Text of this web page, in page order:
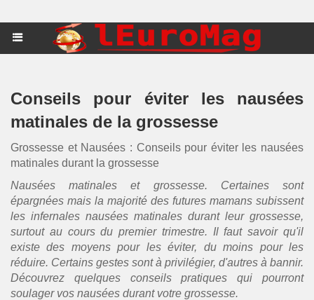
Conseils pour éviter les nausées
matinales de la grossesse
Grossesse et Nausées : Conseils pour éviter les nausées
matinales durant la grossesse
Nausées matinales et grossesse. Certaines sont
épargnées mais la majorité des futures mamans subissent
les infernales nausées matinales durant leur grossesse,
surtout au cours du premier trimestre. Il faut savoir qu'il
existe des moyens pour les éviter, du moins pour les
réduire. Certains gestes sont à privilégier, d'autres à bannir.
Découvrez quelques conseils pratiques qui pourront
soulager vos nausées durant votre grossesse.